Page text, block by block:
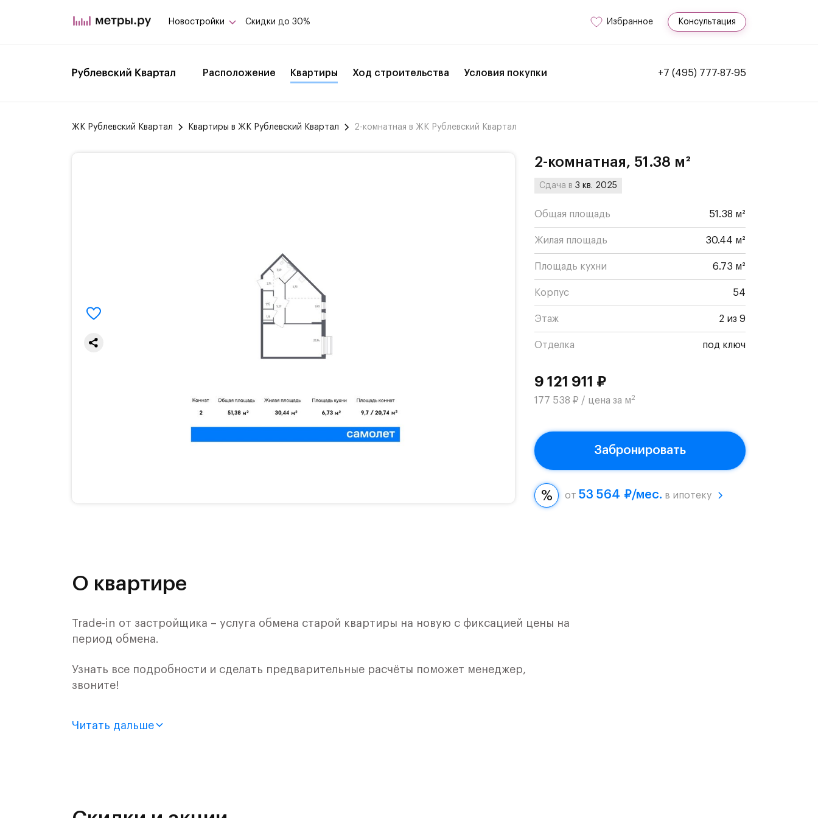
Новостройки Скидки до 30% Избранное Консультация
Расположение Квартиры Ход строительства Условия покупки +7 (495) 777-87-95
ЖК Рублевский Квартал Квартиры в ЖК Рублевский Квартал 2-комнатная в ЖК Рублевский Квартал
2-комнатная, 51.38 м²
Сдача в3 кв. 2025
Общая площадь 51.38 м²
Жилая площадь 30.44 м²
Площадь кухни 6.73 м²
Корпус 54
Этаж 2 из 9
Отделка под ключ
9 121 911 ₽
177 538 ₽ / цена за м2
Забронировать
от 53 564 ₽/мес. в ипотеку
О квартире
Trade-in от застройщика – услуга обмена старой квартиры на новую с фиксацией цены на
период обмена.
Узнать все подробности и сделать предварительные расчёты поможет менеджер,
звоните!
монолитного дома (Корпус 54, Секция 2) в ЖК «Рублевский Квартал» от группы
«Рублевский квартал» — это экологичный проект от группы Самолет рядом с Дубковским
Читать дальше